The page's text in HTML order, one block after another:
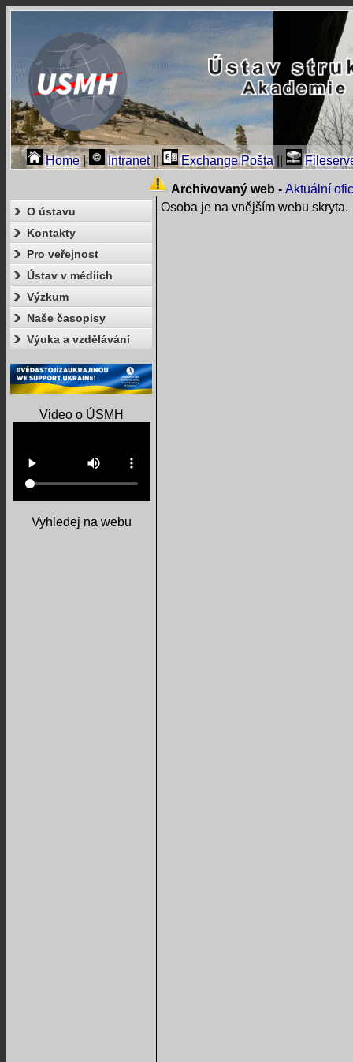
Home| Intranet|| Exchange Pošta
Archivovaný web - Aktuální
O ústavu
Kontakty
Pro veřejnost
Ústav v médiích
Výzkum
Naše časopisy
Výuka a vzdělávání
Video o ÚSMH
Vyhledej na webu
Osoba je na vnějším webu skryta.